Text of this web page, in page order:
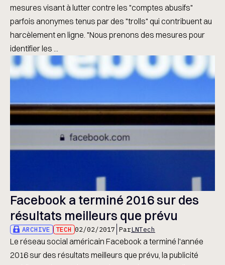
mesures visant à lutter contre les "comptes abusifs"
parfois anonymes tenus par des "trolls" qui contribuent au
harcèlement en ligne. "Nous prenons des mesures pour
identifier les ...
Facebook a terminé 2016 sur des
résultats meilleurs que prévu
ARCHIVE TECH 02/02/2017 ParLNTech
Le réseau social américain Facebook a terminé l'année
2016 sur des résultats meilleurs que prévu, la publicité